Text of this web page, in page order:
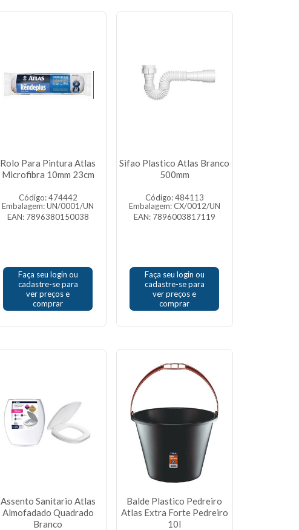
Rolo Para Pintura Atlas
Microfibra 10mm 23cm
Código: 474442
Embalagem: UN/0001/UN
EAN: 7896380150038
Faça seu login ou
cadastre-se para
ver preços e
comprar
Sifao Plastico Atlas Branco
500mm
Código: 484113
Embalagem: CX/0012/UN
EAN: 7896003817119
Faça seu login ou
cadastre-se para
ver preços e
comprar
Assento Sanitario Atlas
Almofadado Quadrado
Branco
Balde Plastico Pedreiro
Atlas Extra Forte Pedreiro
10l